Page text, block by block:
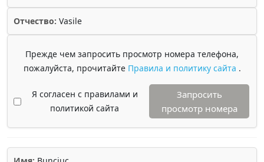
Отчество: Vasile
Прежде чем запросить просмотр номера телефона,
пожалуйста, прочитайте Правила и политику сайта .
Я согласен с правилами и
политикой сайта
Запросить
просмотр номера